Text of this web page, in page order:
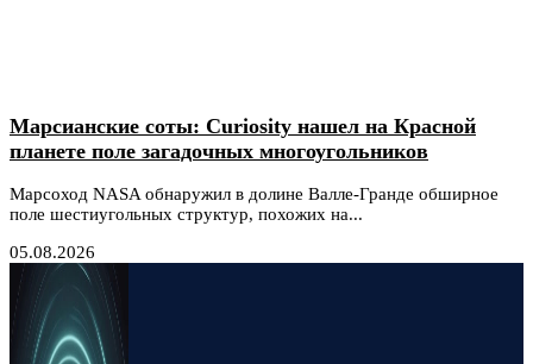
Марсианские соты: Curiosity нашел на Красной
планете поле загадочных многоугольников
Марсоход NASA обнаружил в долине Валле-Гранде обширное
поле шестиугольных структур, похожих на...
05.08.2026